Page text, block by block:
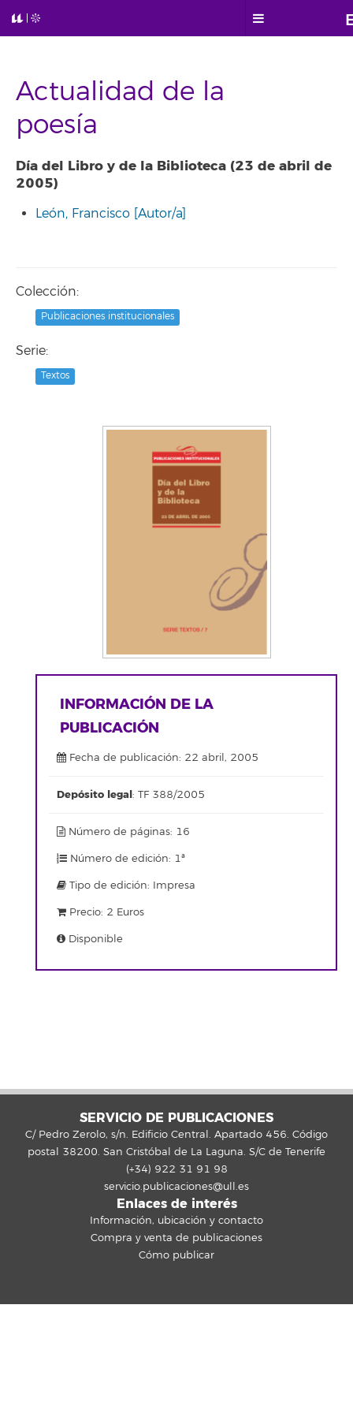
Actualidad de la
poesía
Día del Libro y de la Biblioteca (23 de abril de
2005)
León, Francisco [Autor/a]
Colección:
Publicaciones institucionales
Serie:
Textos
INFORMACIÓN DE LA
PUBLICACIÓN
Fecha de publicación: 22 abril, 2005
Depósito legal: TF 388/2005
Número de páginas: 16
Número de edición: 1ª
Tipo de edición: Impresa
Precio: 2 Euros
Disponible
SERVICIO DE PUBLICACIONES
C/ Pedro Zerolo, s/n. Edificio Central. Apartado 456. Código
postal 38200. San Cristóbal de La Laguna. S/C de Tenerife
(+34) 922 31 91 98
servicio.publicaciones@ull.es
Enlaces de interés
Información, ubicación y contacto
Compra y venta de publicaciones
Cómo publicar